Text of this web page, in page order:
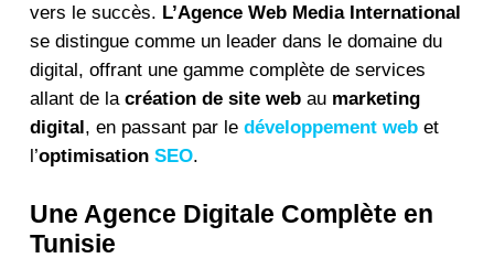
vers le succès. L’Agence Web Media International
se distingue comme un leader dans le domaine du
digital, offrant une gamme complète de services
allant de la création de site webau marketing
digital, en passant par le développement webet
l’optimisation SEO.
Une Agence Digitale Complète en
Tunisie